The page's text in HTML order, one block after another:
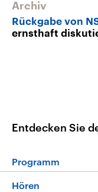
Archiv
Rückgabe von
ernsthaft
Entdecken Sie
Programm
Programm
Hören